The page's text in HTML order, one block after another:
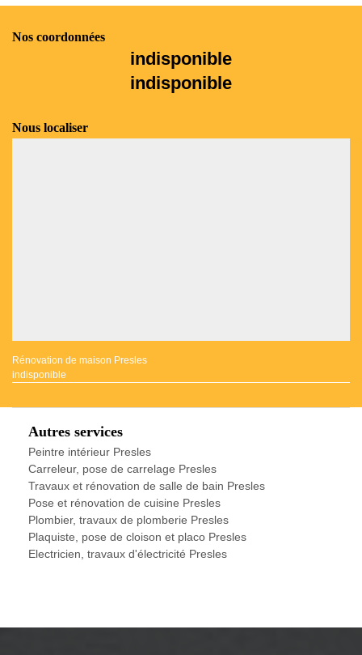
Nos coordonnées
indisponible
indisponible
Nous localiser
Rénovation de maison Presles
indisponible
Autres services
Peintre intérieur Presles
Carreleur, pose de carrelage Presles
Travaux et rénovation de salle de bain Presles
Pose et rénovation de cuisine Presles
Plombier, travaux de plomberie Presles
Plaquiste, pose de cloison et placo Presles
Electricien, travaux d'électricité Presles